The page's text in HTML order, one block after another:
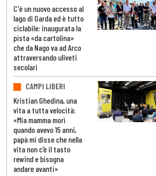
C'è un nuovo accesso al
lago di Garda ed è tutto
ciclabile: inaugurata la
pista «da cartolina»
che da Nago va ad Arco
attraversando uliveti
secolari
CAMPI LIBERI
Kristian Ghedina, una
vita a tutta velocità:
«Mia mamma morì
quando avevo 15 anni,
papà mi disse che nella
vita non c’è il tasto
rewind e bisogna
andare avanti»